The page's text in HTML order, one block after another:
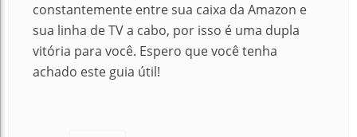
constantemente entre sua caixa da Amazon e
sua linha de TV a cabo, por isso é uma dupla
vitória para você. Espero que você tenha
achado este guia útil!